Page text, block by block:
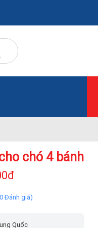
chó 4 bánh
Đánh giá)
Quốc